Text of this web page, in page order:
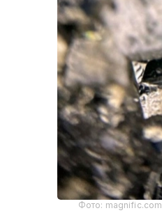
Фото: magnific.com